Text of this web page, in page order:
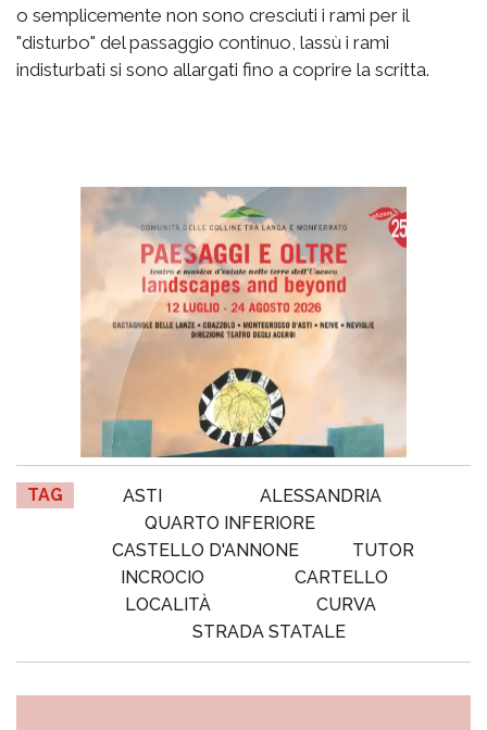
o semplicemente non sono cresciuti i rami per il
"disturbo" del passaggio continuo, lassù i rami
indisturbati si sono allargati fino a coprire la scritta.
TAG ASTI
ALESSANDRIA
QUARTO INFERIORE
CASTELLO D'ANNONE
TUTOR
INCROCIO
CARTELLO
LOCALITÀ
CURVA
STRADA STATALE